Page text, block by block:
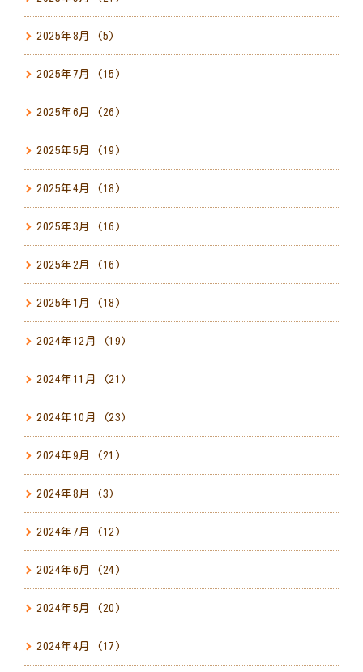
2025年8月 (5)
2025年7月 (15)
2025年6月 (26)
2025年5月 (19)
2025年4月 (18)
2025年3月 (16)
2025年2月 (16)
2025年1月 (18)
2024年12月 (19)
2024年11月 (21)
2024年10月 (23)
2024年9月 (21)
2024年8月 (3)
2024年7月 (12)
2024年6月 (24)
2024年5月 (20)
2024年4月 (17)